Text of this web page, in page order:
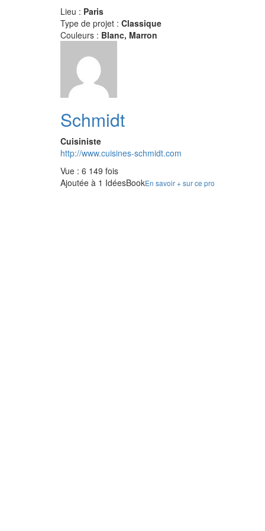
Lieu : Paris
Type de projet : Classique
Couleurs : Blanc, Marron
Schmidt
Cuisiniste
http://www.cuisines-schmidt.com
Vue : 6 149 fois
Ajoutée à 1 IdéesBookEn savoir + sur ce pro